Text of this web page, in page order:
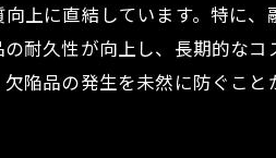
溶接技術の
持続可
環境に
上に直結しています。特に
耐久性が向上し、長期的な
陥品の発生を未然に防ぐこ